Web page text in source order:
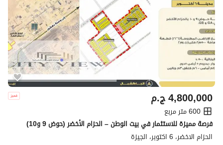
ج.م4,800,000
600 متر مربع
فرصة مميزة للاستثمار في بيت الوطن – الحزام الأخضر (حوض 9 و10)
الحزام الاخضر، 6 اكتوبر، الجيزة